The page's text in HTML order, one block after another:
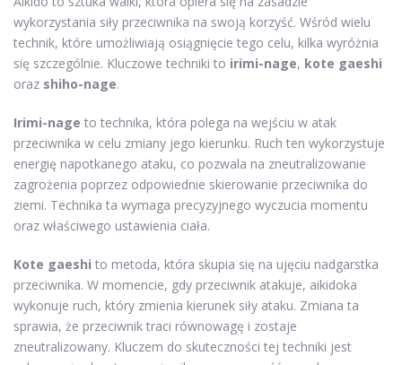
wykorzystania siły przeciwnika na swoją korzyść. Wśród wielu
technik, które umożliwiają osiągnięcie tego celu, kilka wyróżnia
się szczególnie. Kluczowe techniki to irimi-nage, kote gaeshi
oraz shiho-nage.
Irimi-nage to technika, która polega na wejściu w atak
przeciwnika w celu zmiany jego kierunku. Ruch ten wykorzystuje
energię napotkanego ataku, co pozwala na zneutralizowanie
zagrożenia poprzez odpowiednie skierowanie przeciwnika do
ziemi. Technika ta wymaga precyzyjnego wyczucia momentu
oraz właściwego ustawienia ciała.
Kote gaeshi to metoda, która skupia się na ujęciu nadgarstka
przeciwnika. W momencie, gdy przeciwnik atakuje, aikidoka
wykonuje ruch, który zmienia kierunek siły ataku. Zmiana ta
sprawia, że przeciwnik traci równowagę i zostaje
zneutralizowany. Kluczem do skuteczności tej techniki jest